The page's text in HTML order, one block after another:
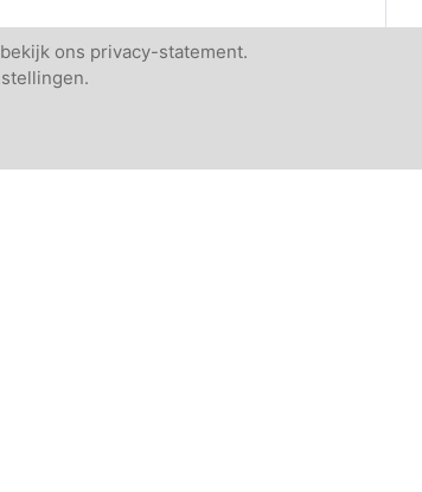
ons privacy-statement.